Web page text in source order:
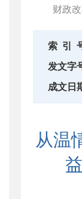
金融
财政
下载
重点领
财政
索 引
发文字
成文日
从温